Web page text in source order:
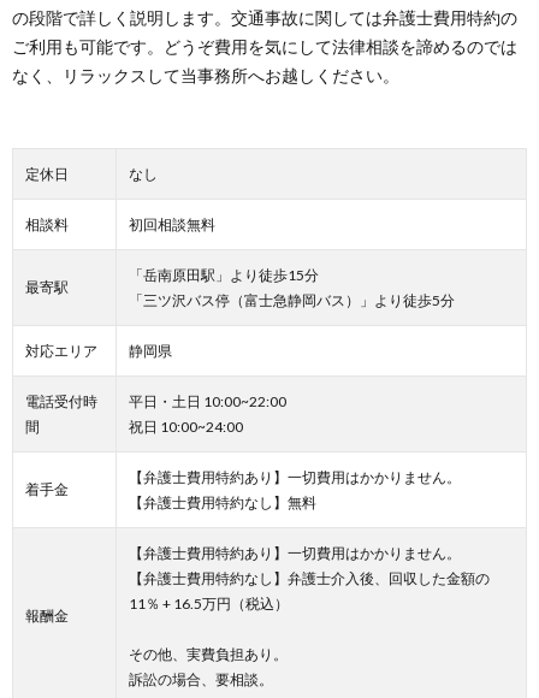
の段階で詳しく説明します。交通事故に関しては弁護士費用特約の
ご利用も可能です。どうぞ費用を気にして法律相談を諦めるのでは
なく、リラックスして当事務所へお越しください。
定休日 なし
相談料 初回相談無料
最寄駅
「岳南原田駅」より徒歩15分
「三ツ沢バス停（富士急静岡バス）」より徒歩5分
対応エリア 静岡県
電話受付時
間
平日・土日 10:00~22:00
祝日 10:00~24:00
着手金
【弁護士費用特約あり】一切費用はかかりません。
【弁護士費用特約なし】無料
報酬金
【弁護士費用特約あり】一切費用はかかりません。
【弁護士費用特約なし】弁護士介入後、回収した金額の
11％ + 16.5万円（税込）
その他、実費負担あり。
訴訟の場合、要相談。